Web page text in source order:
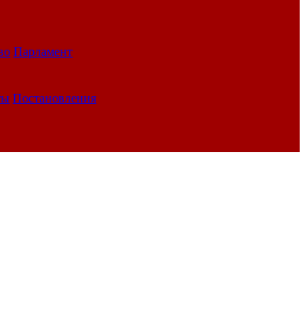
Парламент
Постановления